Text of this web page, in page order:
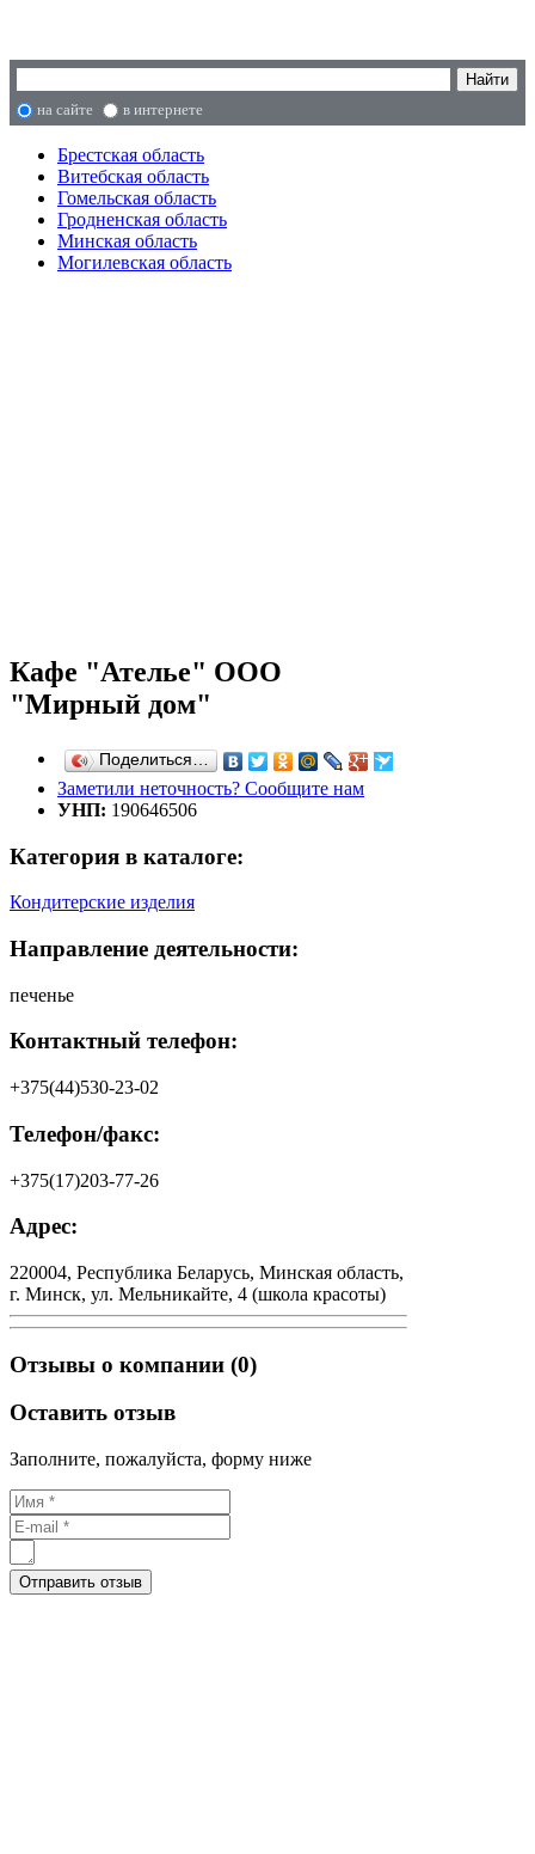
на сайте в интернете
Брестская область
Витебская область
Гомельская область
Гродненская область
Минская область
Могилевская область
Кафе "Ателье" ООО
"Мирный дом"
Поделиться…
Заметили неточность? Сообщите нам
УНП: 190646506
Категория в каталоге:
Кондитерские изделия
Направление деятельности:
печенье
Контактный телефон:
+375(44)530-23-02
Телефон/факс:
+375(17)203-77-26
Адрес:
220004, Республика Беларусь, Минская область,
г. Минск, ул. Мельникайте, 4 (школа красоты)
Отзывы о компании (0)
Оставить отзыв
Заполните, пожалуйста, форму ниже